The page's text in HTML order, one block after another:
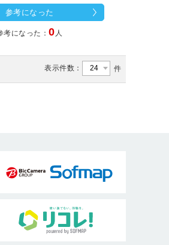
参考になった
考になった：0 人
表示件数： 件